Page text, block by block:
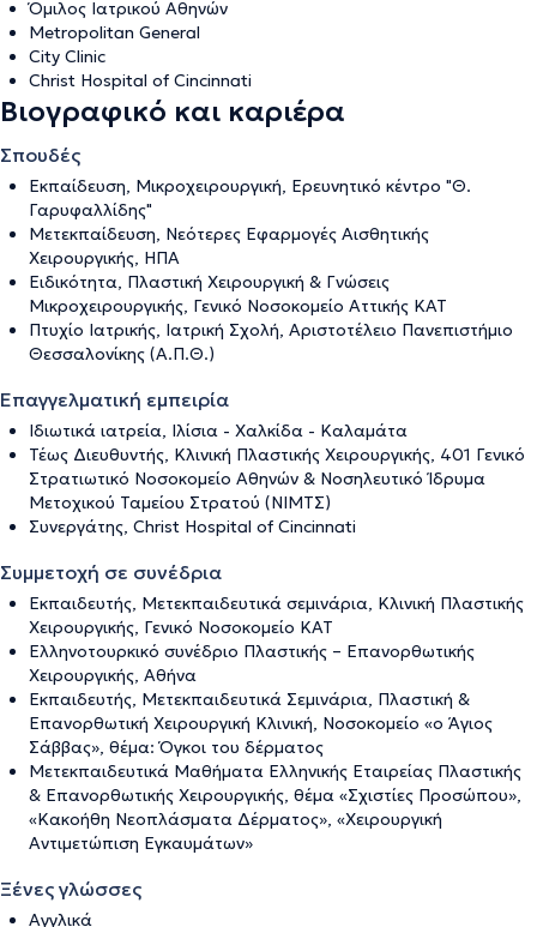
Όμιλος Ιατρικού Αθηνών
Metropolitan General
City Clinic
Christ Hospital of Cincinnati
Βιογραφικό και καριέρα
Σπουδές
Εκπαίδευση, Μικροχειρουργική, Ερευνητικό κέντρο "Θ.
Γαρυφαλλίδης"
Μετεκπαίδευση, Νεότερες Εφαρμογές Αισθητικής
Χειρουργικής, ΗΠΑ
Ειδικότητα, Πλαστική Χειρουργική & Γνώσεις
Μικροχειρουργικής, Γενικό Νοσοκομείο Αττικής ΚΑΤ
Πτυχίο Ιατρικής, Ιατρική Σχολή, Αριστοτέλειο Πανεπιστήμιο
Θεσσαλονίκης (Α.Π.Θ.)
Επαγγελματική εμπειρία
Ιδιωτικά ιατρεία, Ιλίσια - Χαλκίδα - Καλαμάτα
Τέως Διευθυντής, Κλινική Πλαστικής Χειρουργικής, 401 Γενικό
Στρατιωτικό Νοσοκομείο Αθηνών & Νοσηλευτικό Ίδρυμα
Μετοχικού Ταμείου Στρατού (ΝΙΜΤΣ)
Συνεργάτης, Christ Hospital of Cincinnati
Συμμετοχή σε συνέδρια
Εκπαιδευτής, Μετεκπαιδευτικά σεμινάρια, Κλινική Πλαστικής
Χειρουργικής, Γενικό Νοσοκομείο ΚΑΤ
Ελληνοτουρκικό συνέδριο Πλαστικής – Επανορθωτικής
Χειρουργικής, Αθήνα
Εκπαιδευτής, Μετεκπαιδευτικά Σεμινάρια, Πλαστική &
Επανορθωτική Χειρουργική Κλινική, Νοσοκομείο «ο Άγιος
Σάββας», θέμα: Όγκοι του δέρματος
Μετεκπαιδευτικά Μαθήματα Ελληνικής Εταιρείας Πλαστικής
& Επανορθωτικής Χειρουργικής, θέμα «Σχιστίες Προσώπου»,
«Κακοήθη Νεοπλάσματα Δέρματος», «Χειρουργική
Αντιμετώπιση Εγκαυμάτων»
Ξένες γλώσσες
Αγγλικά